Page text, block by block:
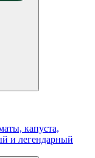
капуста,
и легендарный